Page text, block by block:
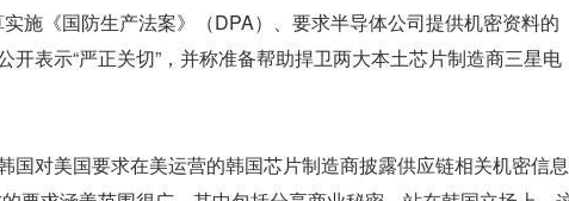
施《国防生产法案》（DPA）、要求半导体公司提供机密资料的
开表示“严正关切”，并称准备帮助捍卫两大本土芯片制造商三星电
国对美国要求在美运营的韩国芯片制造商披露供应链相关机密信息